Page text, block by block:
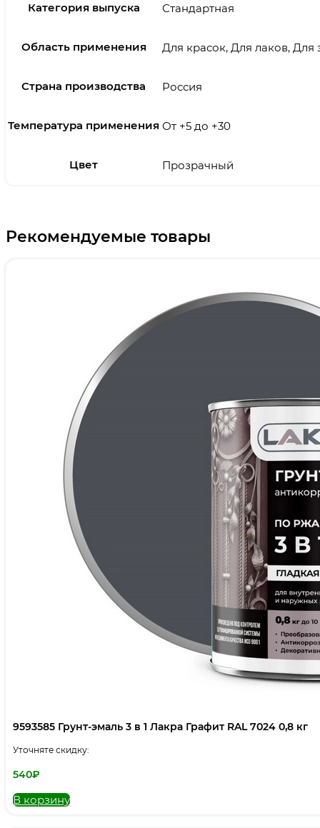
Категория выпуска Стандартная
Область применения Для красок, Для лаков,
Страна производства Россия
Температура применения От +5 до +30
Цвет Прозрачный
Рекомендуемые товары
9593585 Грунт-эмаль 3 в 1 Лакра Графит RAL 7024 0,8 кг
Уточняте скидку:
540₽
В корзину